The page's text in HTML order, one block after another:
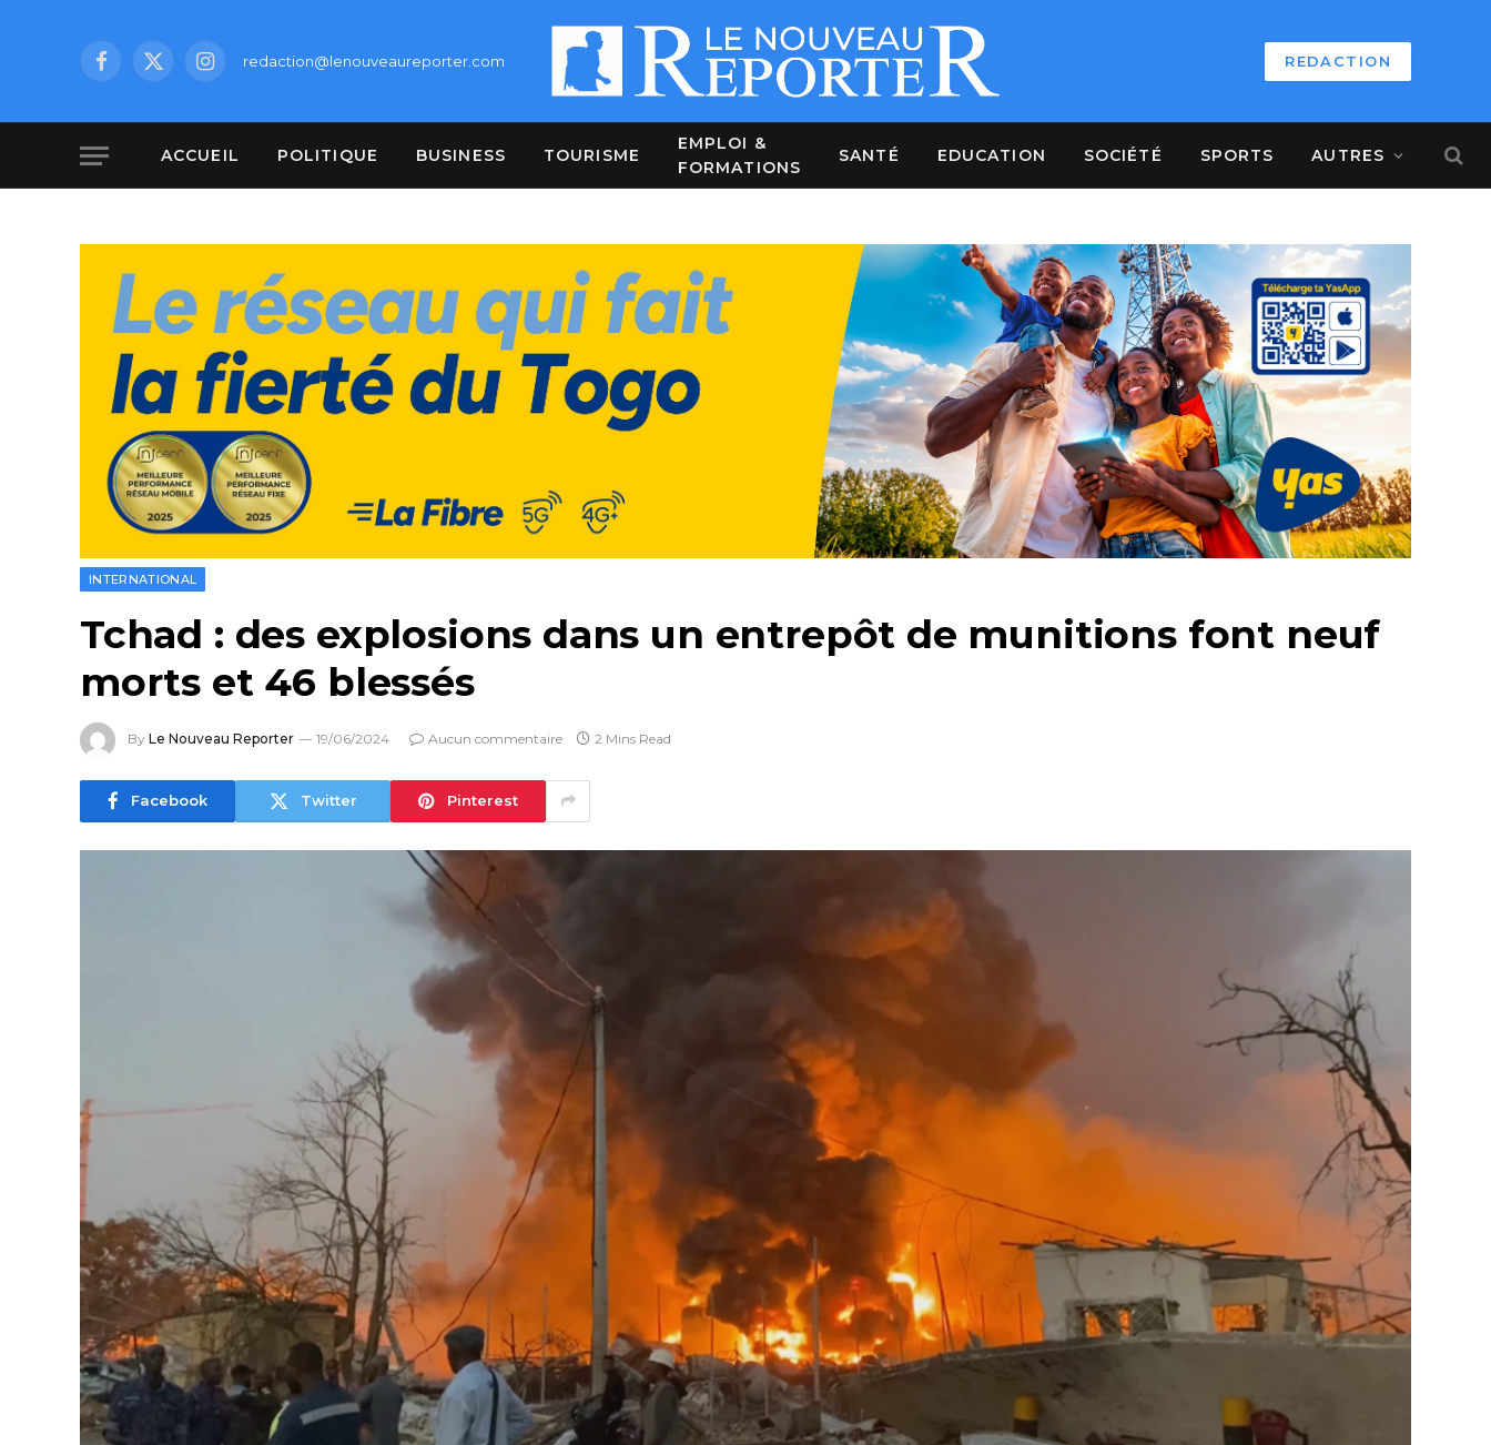
Facebook
X
Instagramredaction@lenouveaureporter.com REDACTION
ACCUEIL POLITIQUE BUSINESS TOURISME
EMPLOI &
FORMATIONS
SANTÉ EDUCATION SOCIÉTÉ SPORTS AUTRES
INTERNATIONAL
Tchad : des explosions dans un entrepôt de munitions font neuf
morts et 46 blessés
By Le Nouveau Reporter 19/06/2024 Aucun commentaire 2 Mins Read
Facebook Twitter Pinterest